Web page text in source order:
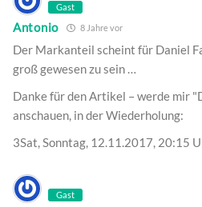
Gast
Antonio 8 Jahre vor
Der Markanteil scheint für Daniel
groß gewesen zu sein …
Danke für den Artikel – werde mir
anschauen, in der Wiederholung:
3Sat, Sonntag, 12.11.2017, 20:15
Gast